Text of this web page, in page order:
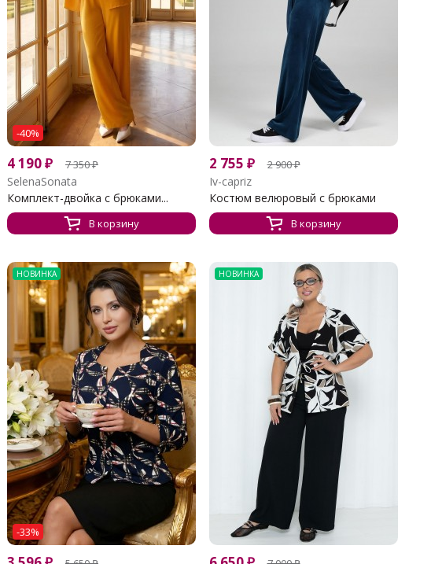
-40%
4 190₽ 7 350₽
SelenaSonata
Комплект-двойка с брюками...
В корзину
2 755 ₽ 2 900₽
Iv-capriz
Костюм велюровый с брюками
В корзину
НОВИНКА
-33%
НОВИНКА